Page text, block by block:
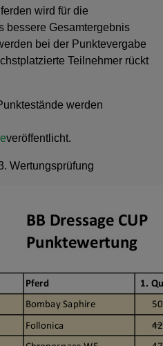
wird für die
bessere Gesamtergebnis
bei der Punktevergabe
Teilnehmer rückt
werden
veröffentlicht.
Wertungsprüfung